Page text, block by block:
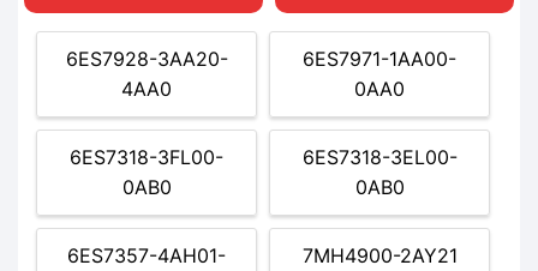
6ES7928-3AA20-
4AA0
6ES7971-1AA00-
0AA0
6ES7318-3FL00-
0AB0
6ES7318-3EL00-
0AB0
6ES7357-4AH01-
7MH4900-2AY21